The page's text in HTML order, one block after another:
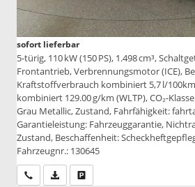
sofort lieferbar
5-türig, 110 kW (150 PS), 1.498 cm³,
Frontantrieb, Verbrennungsmotor (ICE),
Kraftstoffverbrauch kombiniert 5,7 l/100km
kombiniert 129.00 g/km (WLTP), CO₂-
Grau Metallic, Zustand, Fahrfähigkeit:
Garantieleistung: Fahrzeuggarantie,
Zustand, Beschaffenheit:
Fahrzeugnr.: 130645
Wir rufen Sie anPDF-Datei, Fahrzeugexposé drucken